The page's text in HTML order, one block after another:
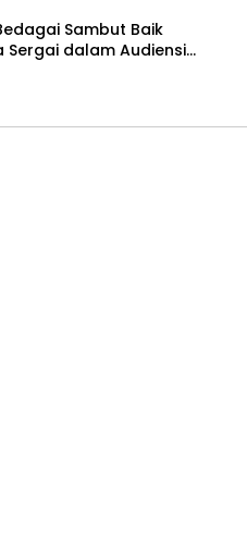
Sambut Baik
Sergai dalam Audiensi
Baru